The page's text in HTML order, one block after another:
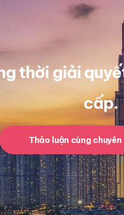
thời giải
cấp.
Thảo luận cùng chuyên